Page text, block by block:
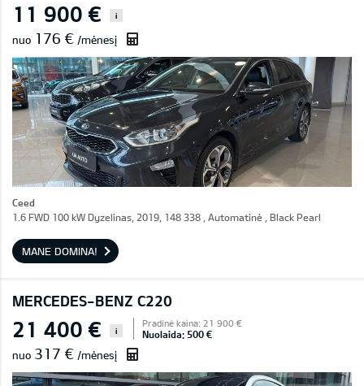
11 900 € i
nuo 176 € /mėnesį
Ceed
1.6 FWD 100 kW Dyzelinas, 2019, 148 338 , Automatinė , Black Pearl
MANE DOMINA!
MERCEDES-BENZ C220
21 400 € i
Pradinė kaina: 21 900 €
Nuolaida: 500 €
nuo 317 € /mėnesį